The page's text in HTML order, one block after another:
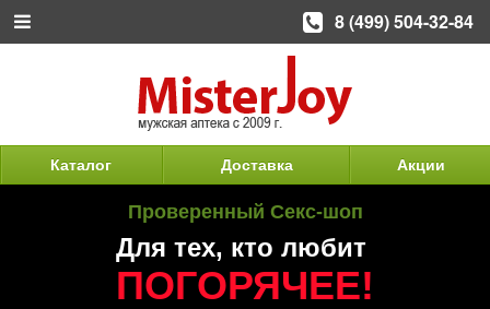
Каталог Доставка Акции
Проверенный Секс-шоп
Для тех, кто любит
ПОГОРЯЧЕЕ!
8 (499) 504-32-84